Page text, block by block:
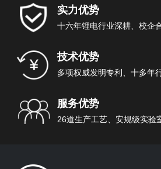
实力优势
十六年锂电行业深耕、校企
技术优势
多项权威发明专利、十多年
服务优势
26道生产工艺、安规级实验